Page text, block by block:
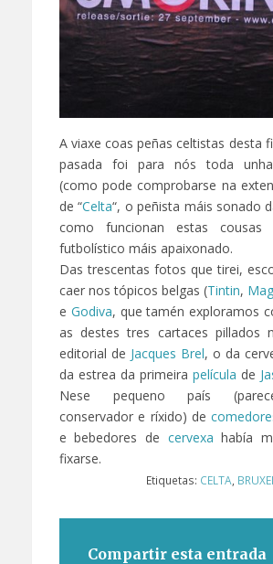
A viaxe coas peñas celtistas desta
pasada foi para nós toda unha
(como pode comprobarse na
de “Celta“, o peñista máis sonado
como funcionan estas cousas
futbolístico máis apaixonado.
Das trescentas fotos que tirei,
caer nos tópicos belgas (Tintin,
e Godiva, que tamén exploramos
as destes tres cartaces pillados
editorial de Jacques Brel, o da
da estrea da primeirapelícula de
Nese pequeno país
conservador e ríxido) de
e bebedores de cervexa había
fixarse.
Etiquetas: CELTA
Compartir esta entrada